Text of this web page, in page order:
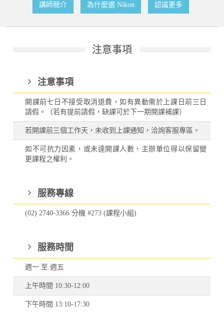
講師簡介 為什麼選 Nikon 認識更多
注意事項
注意事項
開課前七日不接受取消退費，如有異動需於上課日前三日
請假。（若有提前請假，缺課可於下一期開課補課）
若開課前三個工作天，未收到上課通知，洽詢客服專區。
如不可抗力因素，或未達開課人數，主辦單位得以保留變
更課程之權利。
服務專線
(02) 2740-3366 分機 #273 (課程小組)
服務時間
週一 至 週五
上午時間 10:30-12:00
下午時間 13:10-17:30